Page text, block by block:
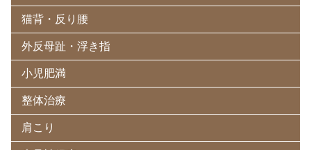
猫背・反り腰
外反母趾・浮き指
小児肥満
整体治療
肩こり